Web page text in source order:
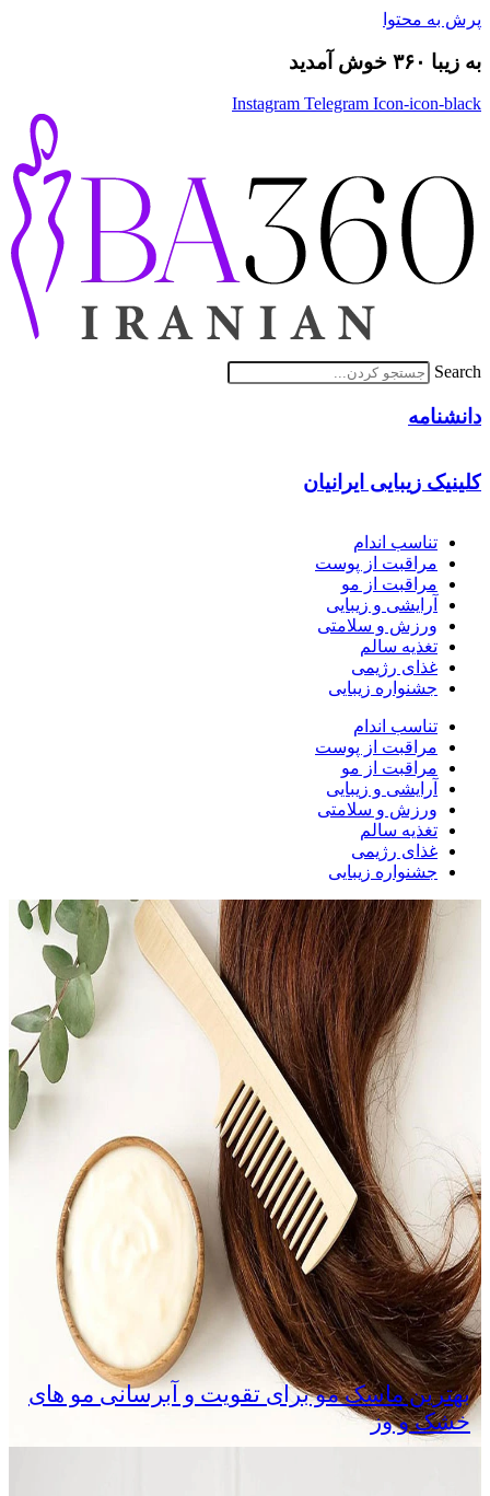
پرش به محتوا
به زیبا ۳۶۰ خوش آمدید
Instagram Telegram Icon-icon-black
Search
دانشنامه
کلینیک زیبایی ایرانیان
تناسب اندام
مراقبت از پوست
مراقبت از مو
آرایشی و زیبایی
ورزش و سلامتی
تغذیه سالم
غذای رژیمی
جشنواره زیبایی
تناسب اندام
مراقبت از پوست
مراقبت از مو
آرایشی و زیبایی
ورزش و سلامتی
تغذیه سالم
غذای رژیمی
جشنواره زیبایی
بهترین ماسک مو برای تقویت و آبرسانی مو های
خشک و وز